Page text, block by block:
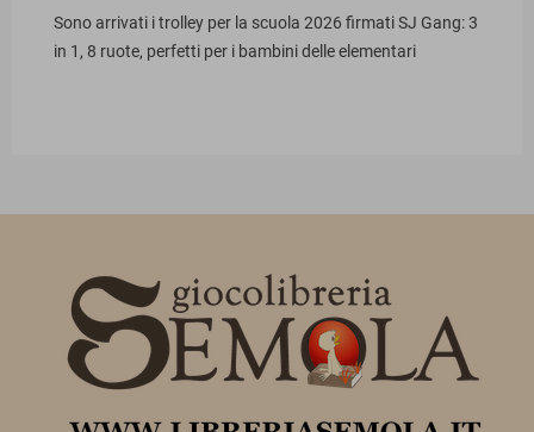
Sono arrivati i trolley per la scuola 2026 firmati SJ Gang: 3
in 1, 8 ruote, perfetti per i bambini delle elementari